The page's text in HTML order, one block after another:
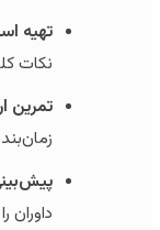
تهیه
نکات کلیدی.
تمرین ارائه:
زمان‌بندی و
پیش‌بینی
داوران را